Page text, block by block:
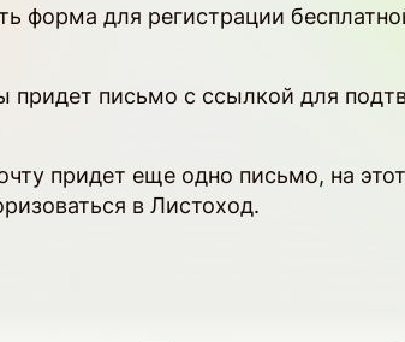
форма для регистрации
придет письмо с ссылкой для
придет еще одно письмо, на
в Листоход.